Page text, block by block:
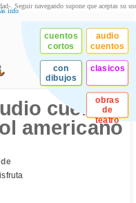
cuentos
cortos
audio
cuentos
con
dibujos
clasicos
obras
de
teatro
cuento
americano
. Seguir navegando supone que aceptas su
info